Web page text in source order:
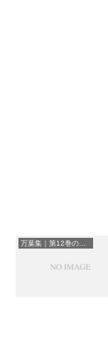
万葉集｜第12巻の和歌一覧